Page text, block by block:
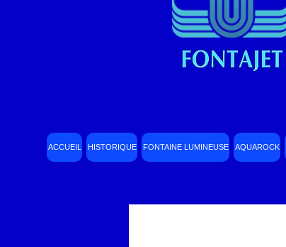
ACCUEIL HISTORIQUE FONTAINE LUMINEUSE AQUAROCK